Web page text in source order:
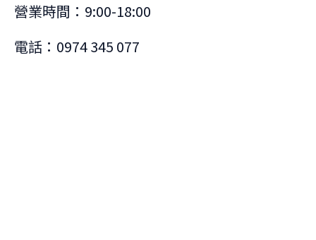
營業時間：9:00-18:00
電話：0974 345 077